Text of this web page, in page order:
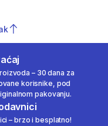
– 30 dana za
korisnike, pod
pakovanju.
– brzo i besplatno!